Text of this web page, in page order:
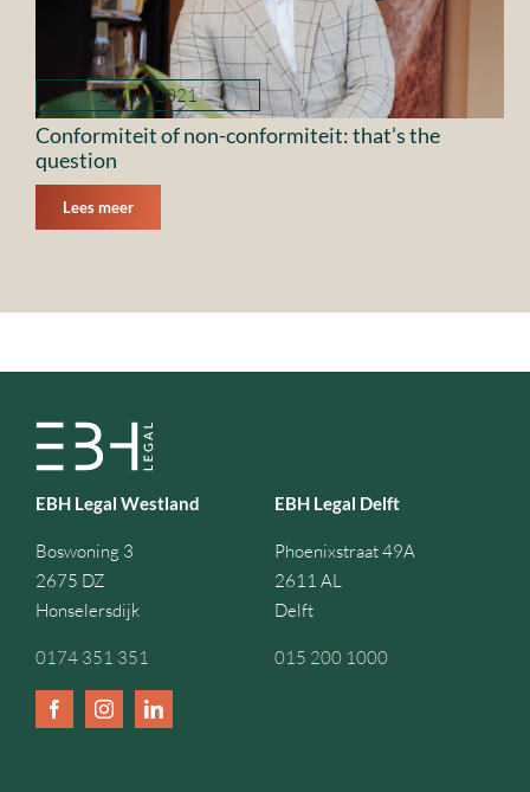
29 juni 2021
Conformiteit of non-conformiteit: that’s the
question
Lees meer
EBH Legal Westland
Boswoning 3
2675 DZ
Honselersdijk
0174 351 351
EBH Legal Delft
Phoenixstraat 49A
2611 AL
Delft
015 200 1000